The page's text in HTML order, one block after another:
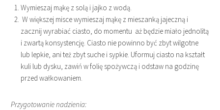
Wymieszaj mąkę z solą i jajko z wodą.
W większej misce wymieszaj mąkę z mieszanką jajeczną i
zacznij wyrabiać ciasto, do momentu aż będzie miało jednolitą
i zwartą konsystencję. Ciasto nie powinno być zbyt wilgotne
lub lepkie, ani też zbyt suche i sypkie. Uformuj ciasto na kształt
kuli lub dysku, zawiń w folię spożywczą i odstaw na godzinę
przed wałkowaniem.
Przygotowanie nadzienia: